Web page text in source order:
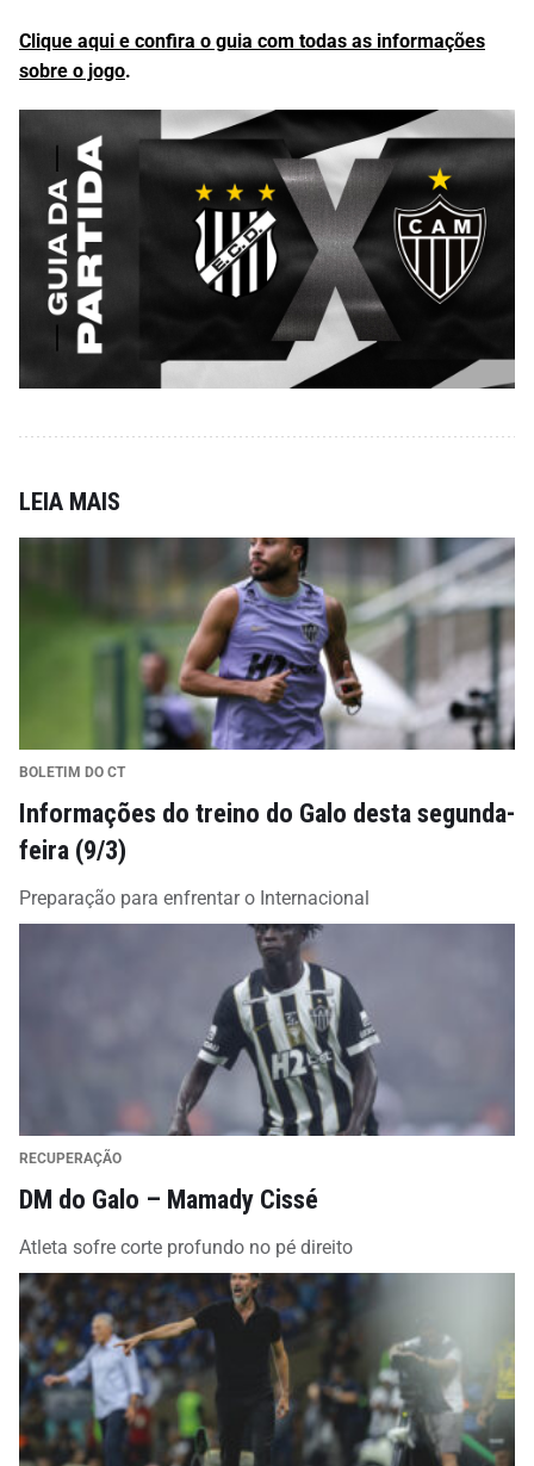
Clique aqui e confira o guia com todas as informações
sobre o jogo.
LEIA MAIS
BOLETIM DO CT
Informações do treino do Galo desta segunda-
feira (9/3)
Preparação para enfrentar o Internacional
RECUPERAÇÃO
DM do Galo – Mamady Cissé
Atleta sofre corte profundo no pé direito